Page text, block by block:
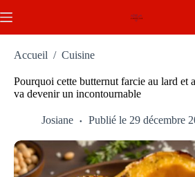
au
Accueil / Cuisine
Pourquoi cette butternut farcie au lard et
va devenir un incontournable
Josiane Publié le 29 décembre